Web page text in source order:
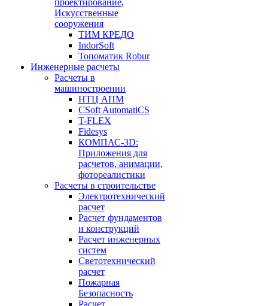
проектирование,
Искусственные
сооружения
ТИМ КРЕДО
IndorSoft
Топоматик Robur
Инженерные расчеты
Расчеты в
машиностроении
НТЦ АПМ
CSoft AutomatiCS
T-FLEX
Fidesys
КОМПАС-3D:
Приложения для
расчетов, анимации,
фотореалистики
Расчеты в строительстве
Электротехнический
расчет
Расчет фундаментов
и конструкций
Расчет инженерных
систем
Светотехнический
расчет
Пожарная
Безопасность
Расчет